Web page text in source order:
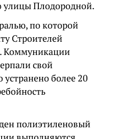
улицы Плодородной.
по которой
Строителей
Коммуникации
свой
устранено более 20
полиэтиленовый